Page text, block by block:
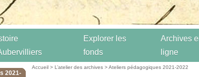
Explorer les
fonds
Archives
ligne
2021-
Accueil >L’atelier des archives >Ateliers pédagogiques 2021-2022